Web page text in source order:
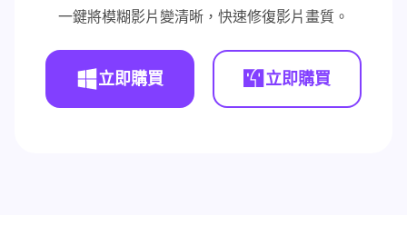
一鍵將模糊影片變清晰，快速修復影片畫質。
立即購買 立即購買